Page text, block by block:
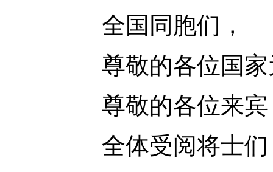
全国同胞们，
尊敬的各位国家
尊敬的各位来宾
全体受阅将士们